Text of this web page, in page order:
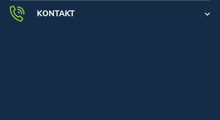
KONTAKT